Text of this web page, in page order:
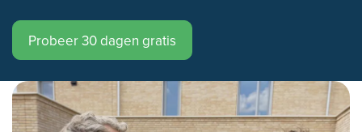
Probeer 30 dagen gratis